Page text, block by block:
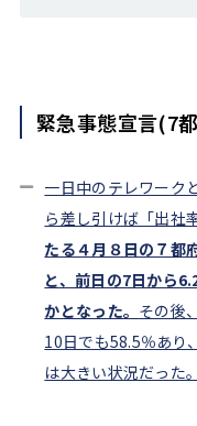
緊急事態宣言(7
一日中のテレワーク
ら差し引けば「出社
たる４月８日の７都
と、前日の7日から
かとなった。 その後
10日でも58.5％あり
は大きい状況だった。